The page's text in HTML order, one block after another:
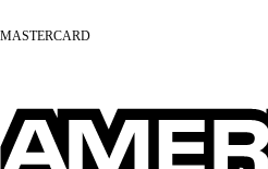
MASTERCARD